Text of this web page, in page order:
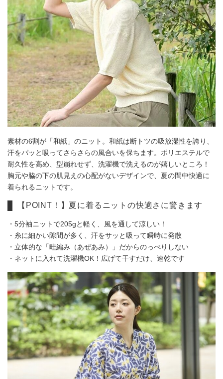
素材の6割が「和紙」のニット。和紙は断トツの吸放湿性を誇り、
汗をパッと吸ってさらさらの風合いを保ちます。ポリエステルで
耐久性を高め、型崩れせず、洗濯機で洗えるのが嬉しいところ！
胸元や脇の下の肌見えの心配がないデザインで、夏の間中快適に
着られるニットです。
【POINT！】夏に着るニットの快適さに驚きます
・5分袖ニットで205gと軽く、風を通して涼しい！
・糸に細かい隙間が多く、汗をサッと吸って瞬時に発散
・立体的な「畦編み（あぜあみ）」だからのっぺりしない
・ネットに入れて洗濯機OK！広げて干すだけ、速乾です